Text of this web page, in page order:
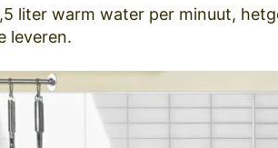
liter warm water per minuut,
leveren.